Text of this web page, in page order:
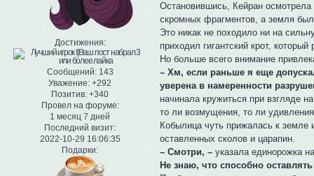
Достижения:
Сообщений:143
Уважение: +292
Позитив: +340
Провел на форуме:
1 месяц 7 дней
Последний визит:
2022-10-29 16:06:35
Подарки:
Остановившись, Кейран
скромных фрагментов, а земля
Это никак не походило ни на
приходил гигантский крот, который
Но больше всего внимание
– Хм, если раньше я еще
уверена в намеренности
начинала кружиться при взгляде
то ли возмущения, то ли
Кобылица чуть прижалась к земле
оставленных сколов и царапин.
– Смотри, –указала единорожка
Не знаю, что способно